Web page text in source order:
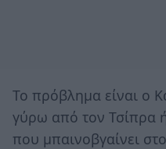
Το πρόβλημα είναι ο
γύρω από τον Τσίπρα
που μπαινοβγαίνει